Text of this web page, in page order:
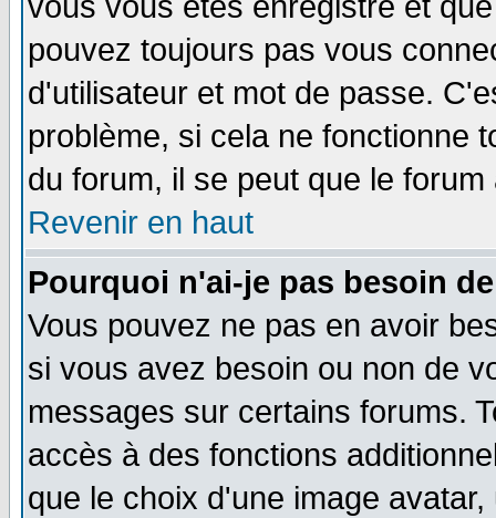
pouvez toujours pas vous
d'utilisateur et mot de passe.
problème, si cela ne fonctionne
du forum, il se peut que le
Revenir en haut
Pourquoi n'ai-je pas besoin
Vous pouvez ne pas en avoir
si vous avez besoin ou non de
messages sur certains forums.
accès à des fonctions
que le choix d'une image